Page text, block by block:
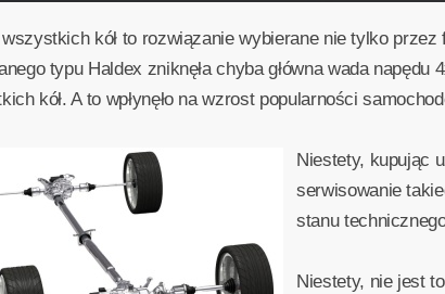
wszystkich kół to rozwiązanie wybierane nie tylko
typu Haldex zniknęła chyba główna wada
kół. A to wpłynęło na wzrost popularności
Niestety, kupując
serwisowanie
stanu
Niestety, nie jest